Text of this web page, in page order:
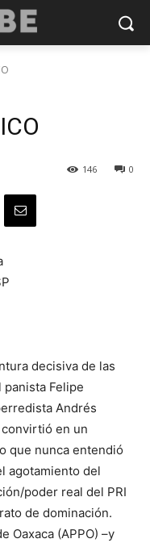
0
146
decisiva de las
Felipe
Andrés
convirtió en un
que nunca entendió
agotamiento del
poder real del PRI
de dominación.
Oaxaca (APPO) –y